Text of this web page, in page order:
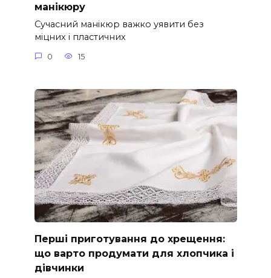
манікюру
Сучасний манікюр важко уявити без
міцних і пластичних
0 15
Перші приготування до хрещення:
що варто продумати для хлопчика і
дівчинки